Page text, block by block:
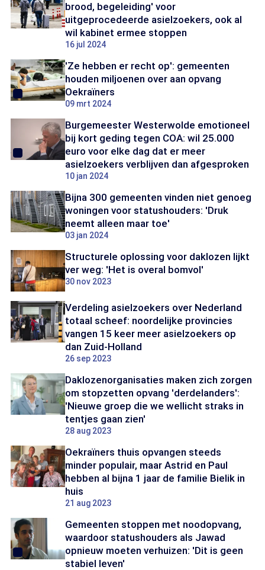
brood, begeleiding' voor
uitgeprocedeerde asielzoekers, ook al
wil kabinet ermee stoppen
16 jul 2024
'Ze hebben er recht op': gemeenten
houden miljoenen over aan opvang
Oekraïners
09 mrt 2024
Burgemeester Westerwolde emotioneel
bij kort geding tegen COA: wil 25.000
euro voor elke dag dat er meer
asielzoekers verblijven dan afgesproken
10 jan 2024
Bijna 300 gemeenten vinden niet genoeg
woningen voor statushouders: 'Druk
neemt alleen maar toe'
03 jan 2024
Structurele oplossing voor daklozen lijkt
ver weg: 'Het is overal bomvol'
30 nov 2023
Verdeling asielzoekers over Nederland
totaal scheef: noordelijke provincies
vangen 15 keer meer asielzoekers op
dan Zuid-Holland
26 sep 2023
Daklozenorganisaties maken zich zorgen
om stopzetten opvang 'derdelanders':
'Nieuwe groep die we wellicht straks in
tentjes gaan zien'
28 aug 2023
Oekraïners thuis opvangen steeds
minder populair, maar Astrid en Paul
hebben al bijna 1 jaar de familie Bielik in
huis
21 aug 2023
Gemeenten stoppen met noodopvang,
waardoor statushouders als Jawad
opnieuw moeten verhuizen: 'Dit is geen
stabiel leven'